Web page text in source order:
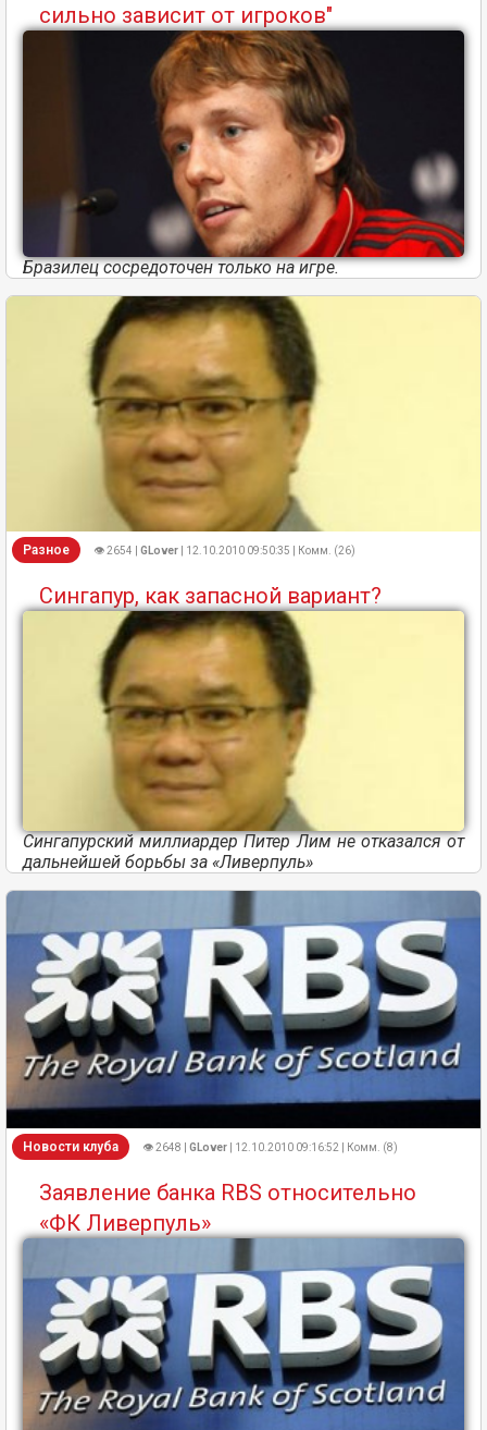
сильно зависит от игроков"
Бразилец сосредоточен только на игре.
Разное 👁 2654 | GLover | 12.10.2010 09:50:35 | Комм. (26)
Сингапур, как запасной вариант?
Сингапурский миллиардер Питер Лим не отказался от
дальнейшей борьбы за «Ливерпуль»
Новости клуба 👁 2648 | GLover | 12.10.2010 09:16:52 | Комм. (8)
Заявление банка RBS относительно
«ФК Ливерпуль»